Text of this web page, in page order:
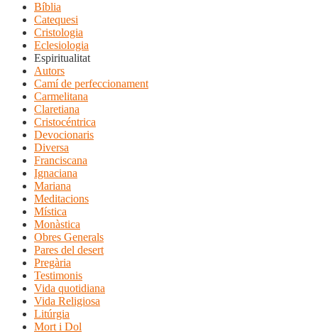
Bíblia
Catequesi
Cristologia
Eclesiologia
Espiritualitat
Autors
Camí de perfeccionament
Carmelitana
Claretiana
Cristocéntrica
Devocionaris
Diversa
Franciscana
Ignaciana
Mariana
Meditacions
Mística
Monàstica
Obres Generals
Pares del desert
Pregària
Testimonis
Vida quotidiana
Vida Religiosa
Litúrgia
Mort i Dol